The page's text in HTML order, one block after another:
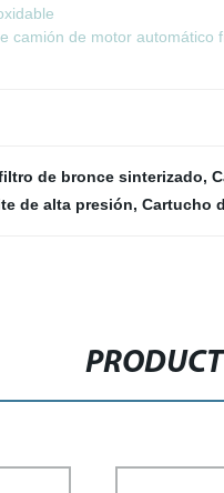
camión de motor
de bronce sinterizado,
de alta presión, Cartucho